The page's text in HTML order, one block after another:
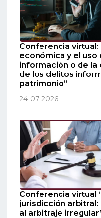
Conferencia virtual:
económica y el uso
información o de la
de los delitos
patrimonio”
24-07-2026
Conferencia virtual
jurisdicción
al arbitraje